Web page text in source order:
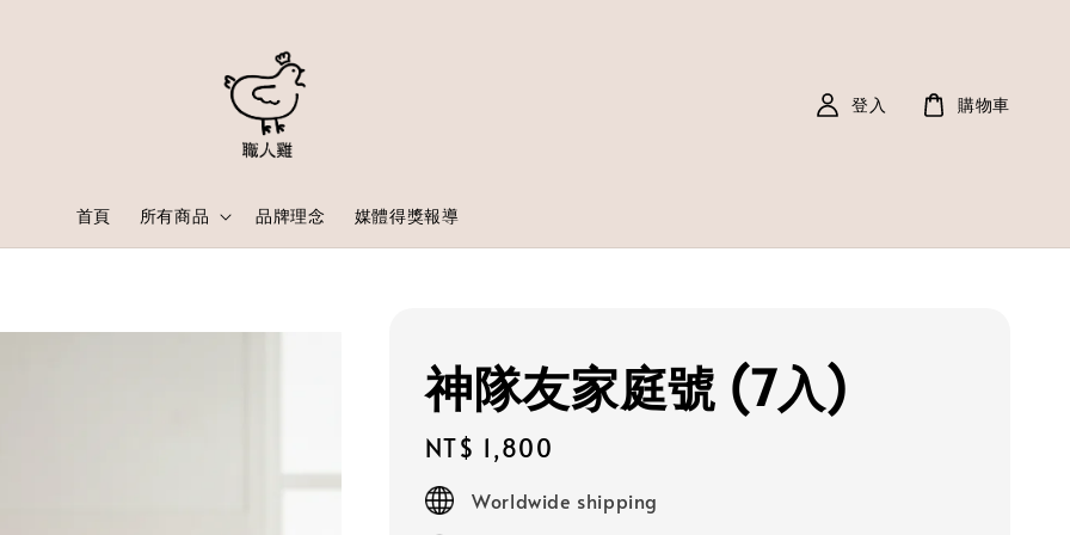
首頁 所有商品 品牌理念 媒體得獎報導
登入 購物車
神隊友家庭號 (7入)
Regular
price
NT$ 1,800
Worldwide shipping